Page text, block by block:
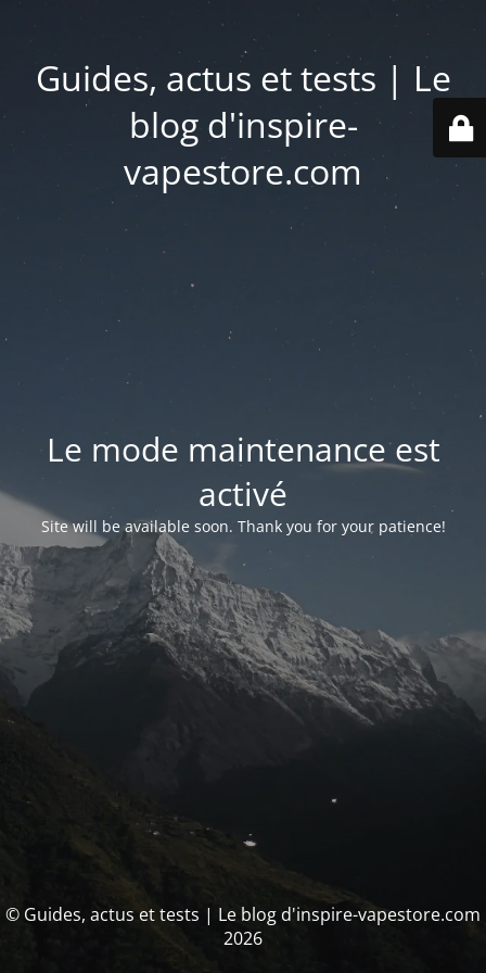
Guides, actus et tests | Le
blog d'inspire-
vapestore.com
Le mode maintenance est
activé
Site will be available soon. Thank you for your patience!
© Guides, actus et tests | Le blog d'inspire-vapestore.com
2026